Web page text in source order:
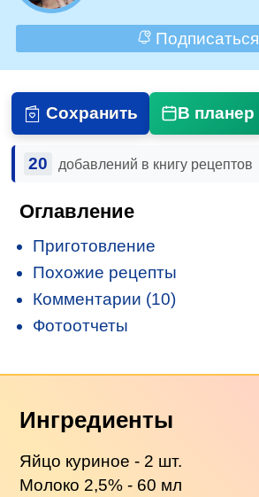
Подписаться
Сохранить В планер
20 добавлений в книгу рецептов
Оглавление
Приготовление
Похожие рецепты
Комментарии (10)
Фотоотчеты
Ингредиенты
Яйцо куриное - 2 шт.
Молоко 2,5% - 60 мл